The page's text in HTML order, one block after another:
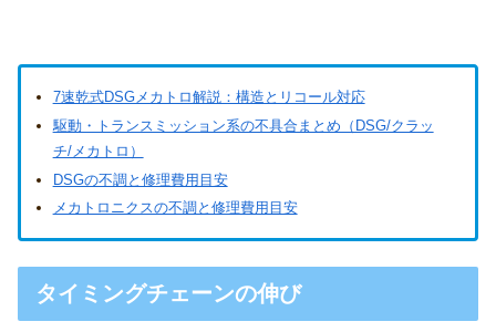
7速乾式DSGメカトロ解説：構造とリコール対応
駆動・トランスミッション系の不具合まとめ（DSG/クラッ
チ/メカトロ）
DSGの不調と修理費用目安
メカトロニクスの不調と修理費用目安
タイミングチェーンの伸び